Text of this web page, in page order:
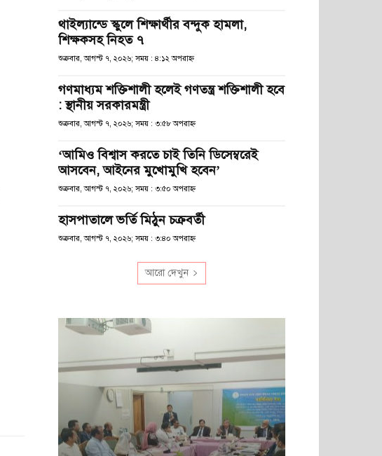
থাইল্যান্ডে স্কুলে শিক্ষার্থীর বন্দুক হামলা,
শিক্ষকসহ নিহত ৭
শুক্রবার, আগস্ট ৭, ২০২৬; সময় : ৪:১২ অপরাহ্ণ
গণমাধ্যম শক্তিশালী হলেই গণতন্ত্র শক্তিশালী হবে
: স্থানীয় সরকারমন্ত্রী
শুক্রবার, আগস্ট ৭, ২০২৬; সময় : ৩:৫৮ অপরাহ্ণ
‘আমিও বিশ্বাস করতে চাই তিনি ডিসেম্বরেই
আসবেন, আইনের মুখোমুখি হবেন’
শুক্রবার, আগস্ট ৭, ২০২৬; সময় : ৩:৫০ অপরাহ্ণ
হাসপাতালে ভর্তি মিঠুন চক্রবর্তী
শুক্রবার, আগস্ট ৭, ২০২৬; সময় : ৩:৪০ অপরাহ্ণ
আরো দেখুন